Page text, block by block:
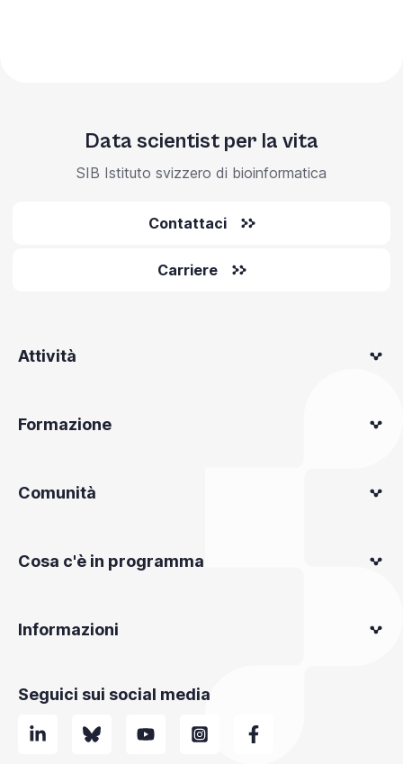
Data scientist per la vita
SIB Istituto svizzero di bioinformatica
Contattaci
Carriere
Attività
Formazione
Comunità
Cosa c'è in programma
Informazioni
Seguici sui social media